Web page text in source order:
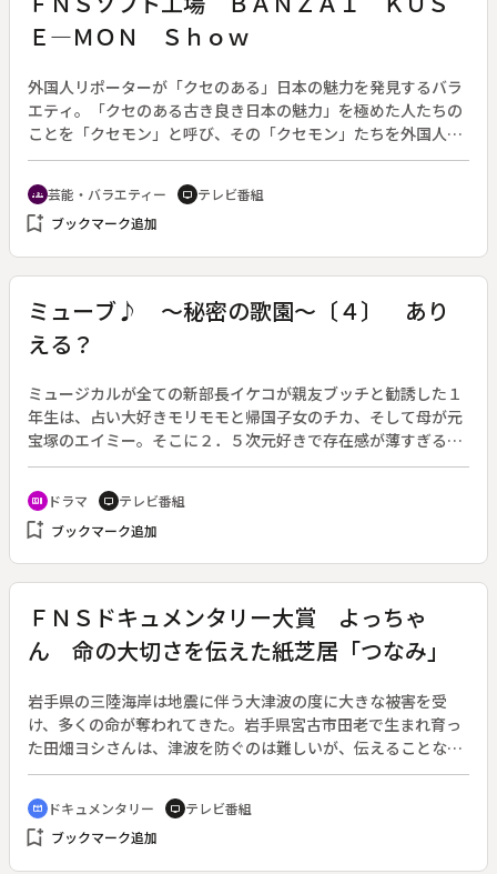
という。警察は自殺と判断したが、鈴木は妻が自殺ををするは
ずがないと断言。しかし、この依頼にはある秘密があった。
Ｅ―ＭＯＮ Ｓｈｏｗ
外国人リポーターが「クセのある」日本の魅力を発見するバラ
エティ。「クセのある古き良き日本の魅力」を極めた人たちの
ことを「クセモン」と呼び、その「クセモン」たちを外国人レ
ポーターが取材。日本人が忘れかけていた日本の魅力を紹介す
る番組。トラックを電飾で飾るデコトラ、現代日本に生まれた
「代行ビジネス」、多くの人が魅了される伝説の生き物ツチノ
コを極めた人たちを詳しく紹介する。
groups 芸能・バラエティー tv テレビ番組
bookmark_add ブックマーク追加
ミューブ♪ ～秘密の歌園～〔４〕 あり
える？
ミュージカルが全ての新部長イケコが親友ブッチと勧誘した１
年生は、占い大好きモリモモと帰国子女のチカ、そして母が元
宝塚のエイミー。そこに２．５次元好きで存在感が薄すぎるウ
ラミユも加わって、歌うことをやめられない彼女たちの眩しい
青春の日々の物語が始まる。（２０１８年４月１７日～６月１
９日放送、全１０回）脚本：池田テツヒロ◆第４回「ありえ
る？」。ミューブに嵐を持ち込んだのは、とある男子高の演劇
発言に対し、イケコ（平祐奈）を筆頭に憤るミューブ一同だっ
たが、モリモモ（中村里帆）だけは様子がおかしい。彼を前に
すると、「リトルマーメイド」のアリエルのように声が出なく
なってしまうというのだ。その呪いを解くにはキスしかないと
論むイケコたちは、またも不思議な作戦を思いつくのだった。
recent_actors ドラマ tv テレビ番組
bookmark_add ブックマーク追加
ＦＮＳドキュメンタリー大賞 よっちゃ
ん 命の大切さを伝えた紙芝居「つなみ」
岩手県の三陸海岸は地震に伴う大津波の度に大きな被害を受
け、多くの命が奪われてきた。岩手県宮古市田老で生まれ育っ
た田畑ヨシさんは、津波を防ぐのは難しいが、伝えることなら
できると考え、紙芝居を作った。そこには、幼少の頃に明治三
陸地震津波を経験した祖父から聞いた話と、自分が幼い頃に体
験した昭和三陸地震津波の恐怖、その後の生活の苦しさが描か
れている。主人公“よっちゃん”はヨシさん自身だ。初めは孫の
cinematic_blur ドキュメンタリー tv テレビ番組
bookmark_add ブックマーク追加